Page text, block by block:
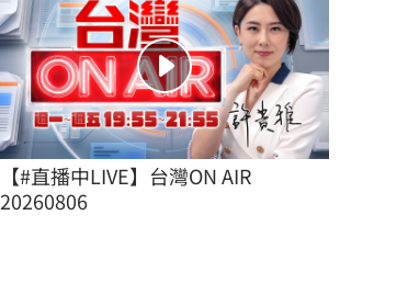
【#直播中LIVE】台灣ON AIR
20260806